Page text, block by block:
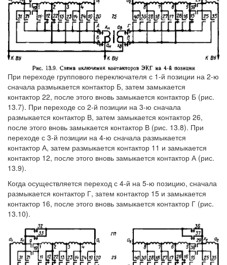
При переходе группового переключателя с 1-й позиции на 2-ю
сначала размыкается контактор Б, затем замыкается
контактор 22, после этого вновь замыкается контактор Б (рис.
13.7). При переходе со 2-й позиции на 3-ю сначала
размыкается контактор В, затем замыкается контактор 26,
после этого вновь замыкается контактор В (рис. 13.8). При
переходе с 3-й позиции на 4-ю сначала размыкается
контактор А, затем размыкается контактор 11 и замыкается
контактор 12, после этого вновь замыкается контактор А (рис.
13.9).
Когда осуществляется переход с 4-й на 5-ю позицию, сначала
размыкается контактор Г, затем контактор 15 и замыкается
контактор 16, после этого вновь замыкается контактор Г (рис.
13.10).